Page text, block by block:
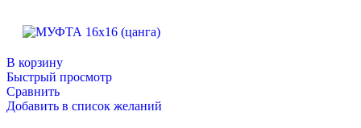
В корзину
Быстрый просмотр
Сравнить
Добавить в список желаний